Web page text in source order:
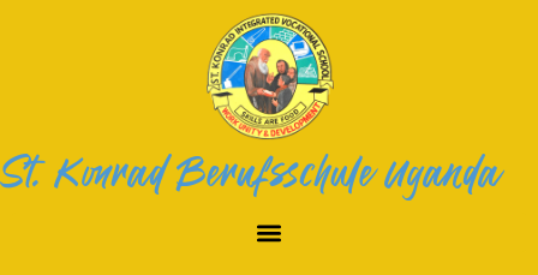
St. Konrad Berufsschule Uganda